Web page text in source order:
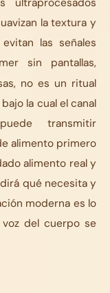
ultraprocesados
la textura y
las señales
sin pantallas,
no es un ritual
la cual el canal
transmitir
alimento primero
alimento real y
qué necesita y
moderna es lo
del cuerpo se